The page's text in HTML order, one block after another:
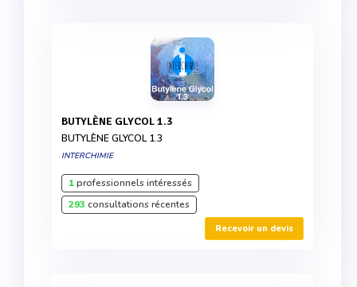
BUTYLÈNE GLYCOL 1.3
BUTYLÈNE GLYCOL 1.3
INTERCHIMIE
1professionnels intéressés
293 consultations récentes
Recevoir un devis